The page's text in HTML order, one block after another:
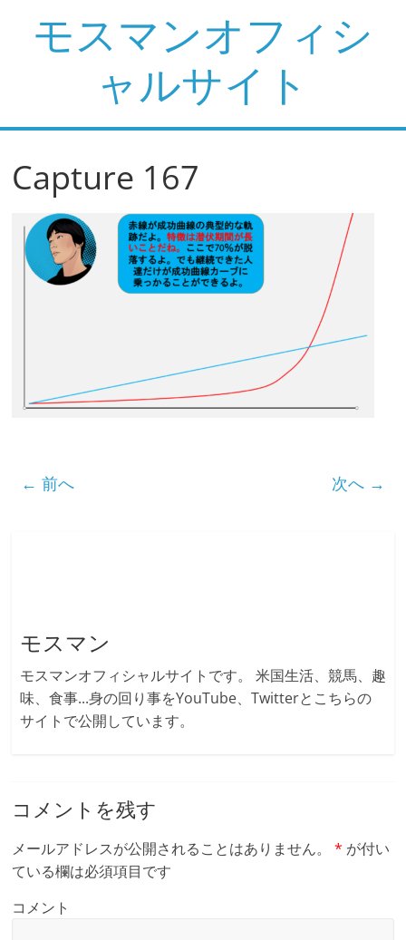
へ
モスマンオフィシ
ャルサイト
Capture 167
← 前へ 次へ →
モスマン
モスマンオフィシャルサイトです。 米国生活、競馬、趣
味、食事...身の回り事をYouTube、Twitterとこちらの
サイトで公開しています。
コメントを残す
メールアドレスが公開されることはありません。 * が付い
ている欄は必須項目です
コメント